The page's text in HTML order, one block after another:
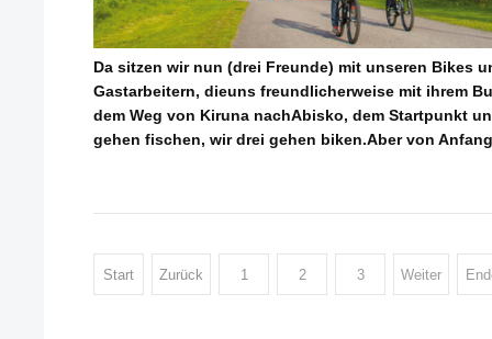
Da sitzen wir nun (drei Freunde) mit unseren Bikes
Gastarbeitern, dieuns freundlicherweise mit ihrem
dem Weg von Kiruna nachAbisko, dem Startpunkt
gehen fischen, wir drei gehen biken.Aber von
Start Zurück 1 2 3 Weiter